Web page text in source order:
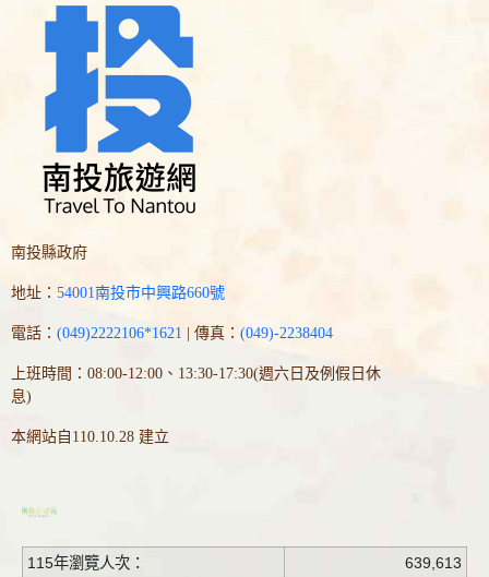
南投縣政府
地址： 54001南投市中興路660號
電話： (049)2222106*1621 | 傳真： (049)-2238404
上班時間：08:00-12:00、13:30-17:30(週六日及例假日休
息)
本網站自110.10.28 建立
115年瀏覽人次：
639,613